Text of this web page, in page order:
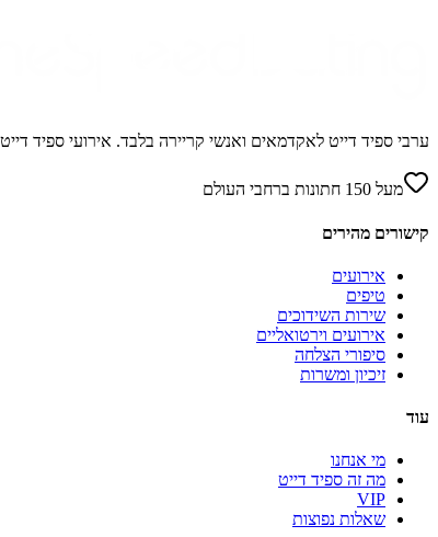
ערבי ספיד דייט לאקדמאים ואנשי קריירה בלבד. אירועי ספיד דייטינג מאז 2003
מעל 150 חתונות ברחבי העולם
קישורים מהירים
אירועים
טיפים
שירות השידוכים
אירועים וירטואליים
סיפורי הצלחה
זיכיון ומשרות
עוד
מי אנחנו
מה זה ספיד דייט
VIP
שאלות נפוצות